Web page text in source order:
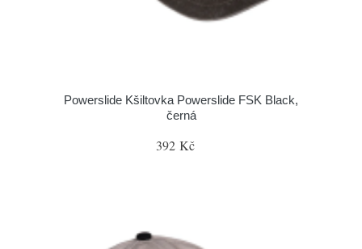
Powerslide Kšiltovka Powerslide FSK Black,
černá
392 Kč